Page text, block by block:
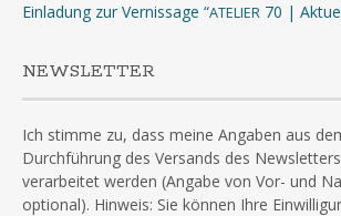
Einladung zur Vernissage “ATELIER 70 |
NEWSLETTER
Ich stimme zu, dass meine Angaben aus
Durchführung des Versands des
verarbeitet werden (Angabe von Vor- und
optional). Hinweis: Sie können Ihre